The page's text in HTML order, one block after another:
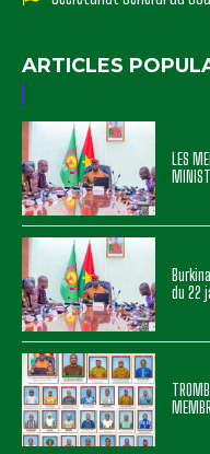
ARTICLES
LES
du 22